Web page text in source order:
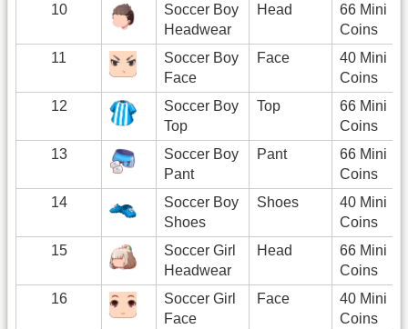
10
Soccer Boy
Headwear
Head
66 Mini
Coins
11
Soccer Boy
Face
Face
40 Mini
Coins
12
Soccer Boy
Top
Top
66 Mini
Coins
13
Soccer Boy
Pant
Pant
66 Mini
Coins
14
Soccer Boy
Shoes
Shoes
40 Mini
Coins
15
Soccer Girl
Headwear
Head
66 Mini
Coins
16
Soccer Girl
Face
Face
40 Mini
Coins